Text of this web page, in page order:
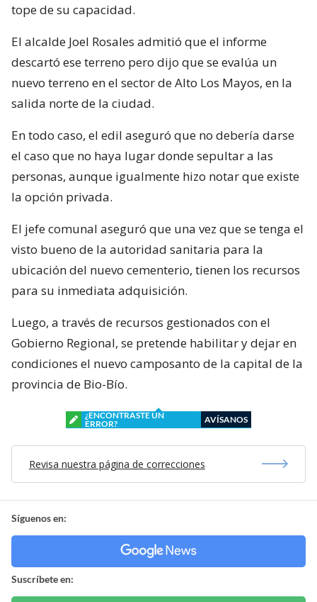
tope de su capacidad.
El alcalde Joel Rosales admitió que el informe
descartó ese terreno pero dijo que se evalúa un
nuevo terreno en el sector de Alto Los Mayos, en la
salida norte de la ciudad.
En todo caso, el edil aseguró que no debería darse
el caso que no haya lugar donde sepultar a las
personas, aunque igualmente hizo notar que existe
la opción privada.
El jefe comunal aseguró que una vez que se tenga el
visto bueno de la autoridad sanitaria para la
ubicación del nuevo cementerio, tienen los recursos
para su inmediata adquisición.
Luego, a través de recursos gestionados con el
Gobierno Regional, se pretende habilitar y dejar en
condiciones el nuevo camposanto de la capital de la
provincia de Bio-Bío.
¿ENCONTRASTE UN
ERROR?
AVÍSANOS
Revisa nuestra página de correcciones
Síguenos en:
Suscríbete en: